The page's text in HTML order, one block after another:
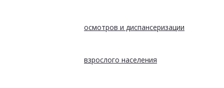
осмотров и диспансеризации
взрослого населения